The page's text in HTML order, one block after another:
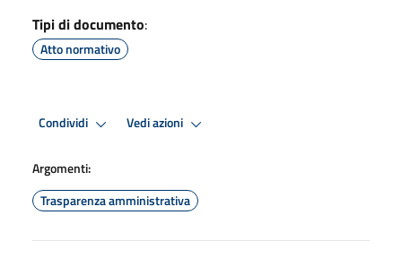
Tipi di documento:
Atto normativo
Condividi Vedi azioni
Argomenti:
Trasparenza amministrativa